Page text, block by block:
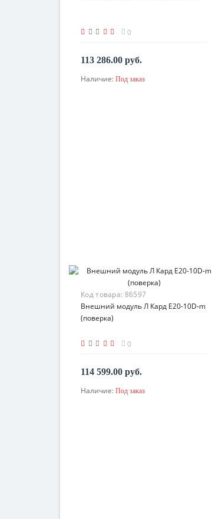
0
113 286.00 руб.
По запросу
Наличие: Под заказ
Код товара: 86597
Внешний модуль Л Кард E20-10D-m
(поверка)
0
114 599.00 руб.
По запросу
Наличие: Под заказ